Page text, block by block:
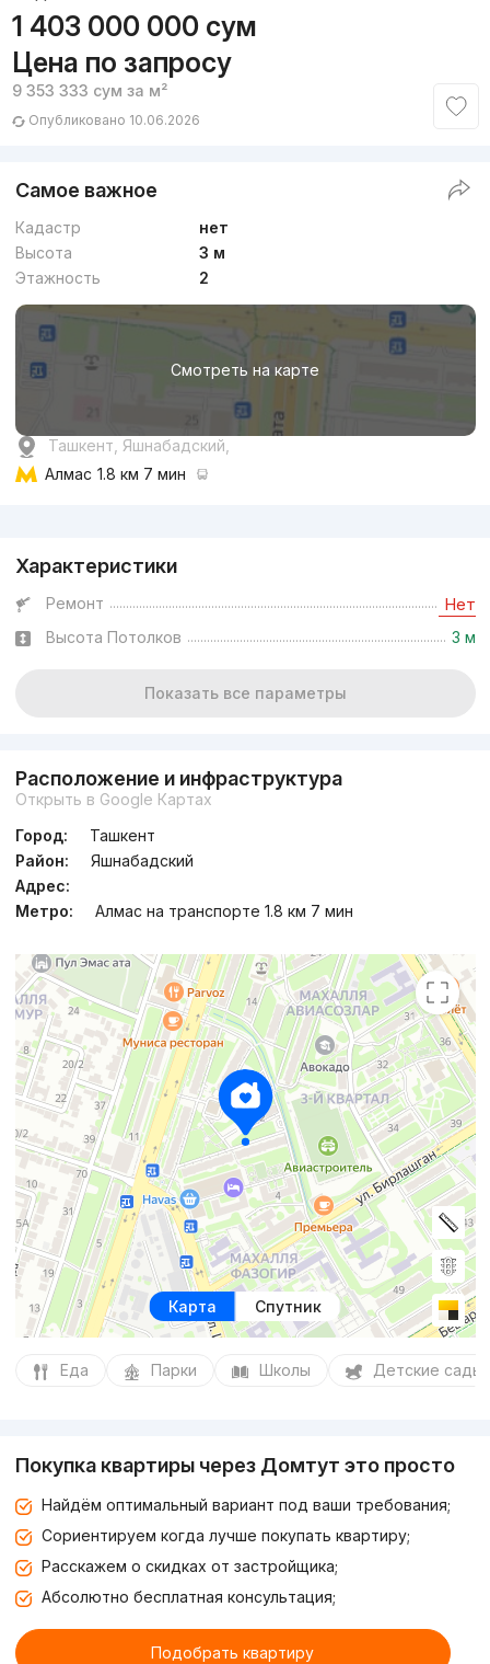
1 403 000 000 сум
Цена по запросу
9 353 333 сум за м²
Опубликовано 10.06.2026
Самое важное
Кадастр
нет
Высота
3 м
Этажность
2
Смотреть на карте
Ташкент, Яшнабадский,
Алмас 1.8 км 7 мин
Характеристики
Ремонт Нет
Высота Потолков 3 м
Показать все параметры
Расположение и инфраструктура
Открыть в Google Картах
Город:
Ташкент
Район:
Яшнабадский
Адрес:
Метро:
Алмас на транспорте 1.8 км 7 мин
Карта Спутник
Еда Парки Школы Детские сады
Покупка квартиры через Домтут это просто
Найдём оптимальный вариант под ваши требования;
Сориентируем когда лучше покупать квартиру;
Расскажем о скидках от застройщика;
Абсолютно бесплатная консультация;
Подобрать квартиру